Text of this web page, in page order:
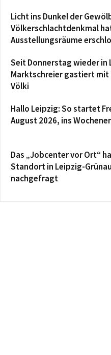
Licht ins Dunkel der
Völkerschlachtdenkmal
Ausstellungsräume
Seit Donnerstag wieder in
Marktschreier gastiert mit
Völki
Hallo Leipzig: So startet
August 2026, ins
Das „Jobcenter vor Ort“
Standort in Leipzig-
nachgefragt